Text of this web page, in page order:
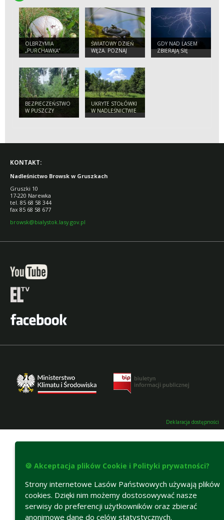
OLBRZYMIA
„PURCHAWKA”
ŚWIATOWY DZIEŃ
WĘŻA. POZNAJ
NASZYCH
SĄSIADÓW
GDY NAD LASEM
ZBIERAJĄ SIĘ
CHMURY.
BEZPIECZEŃSTWO
W PUSZCZY
BIAŁOWIESKIEJ.
UKRYTE STOŁÓWKI
W NADLEŚNICTWIE
BROWSK. SKĄD SIĘ
KONTAKT:
Nadleśnictwo Browsk w Gruszkach
Gruszki 10
17-220 Narewka
tel. 85 68 58 344
fax 85 68 58 677
browsk@bialystok.lasy.gov.pl
Deklaracja dostępności
🍪 Akceptacja plików Cookie i Polityki prywatności?
Strony internetowe Lasów Państwowych używają plików
cookies. Dzięki nim możemy dostosowywać nasze
serwisy do preferencji użytkowników oraz zbierać
anonimowe dane do celów statystycznych.